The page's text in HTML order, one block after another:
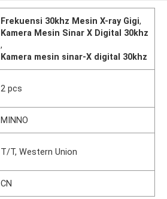
Frekuensi 30khz Mesin X-ray Gigi,
Kamera Mesin Sinar X Digital 30khz
,
Kamera mesin sinar-X digital 30khz
2 pcs
MINNO
T/T, Western Union
CN